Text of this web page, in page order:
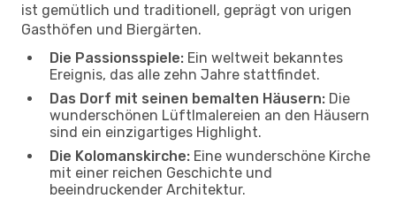
ist gemütlich und traditionell, geprägt von urigen
Gasthöfen und Biergärten.
Die Passionsspiele: Ein weltweit bekanntes
Ereignis, das alle zehn Jahre stattfindet.
Das Dorf mit seinen bemalten Häusern: Die
wunderschönen Lüftlmalereien an den Häusern
sind ein einzigartiges Highlight.
Die Kolomanskirche: Eine wunderschöne Kirche
mit einer reichen Geschichte und
beeindruckender Architektur.